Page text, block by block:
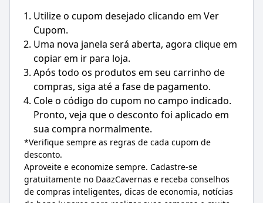
Utilize o cupom desejado clicando em Ver
Cupom.
Uma nova janela será aberta, agora clique em
copiar em ir para loja.
Após todo os produtos em seu carrinho de
compras, siga até a fase de pagamento.
Cole o código do cupom no campo indicado.
Pronto, veja que o desconto foi aplicado em
sua compra normalmente.
*Verifique sempre as regras de cada cupom de
desconto.
Aproveite e economize sempre. Cadastre-se
gratuitamente no DaazCavernas e receba conselhos
de compras inteligentes, dicas de economia, notícias